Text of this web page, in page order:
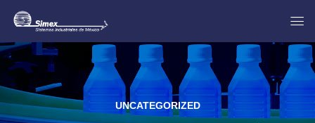
UNCATEGORIZED